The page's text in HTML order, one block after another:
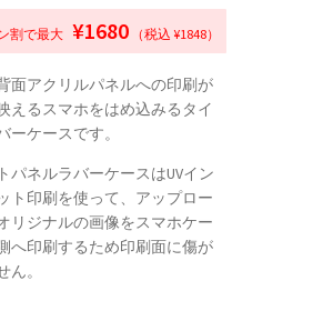
割で最大 ¥1680 （税込 ¥1848）
面アクリルパネルへの印刷が
えるスマホをはめ込みるタイ
ーケースです。
パネルラバーケースはUVイン
ト印刷を使って、アップロー
リジナルの画像をスマホケー
へ印刷するため印刷面に傷が
ん。